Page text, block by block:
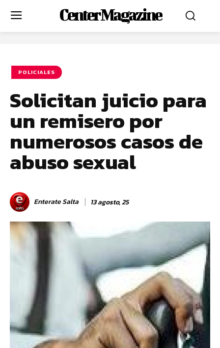
Center Magazine
POLICIALES
Solicitan juicio para
un remisero por
numerosos casos de
abuso sexual
Enterate Salta 13 agosto, 25